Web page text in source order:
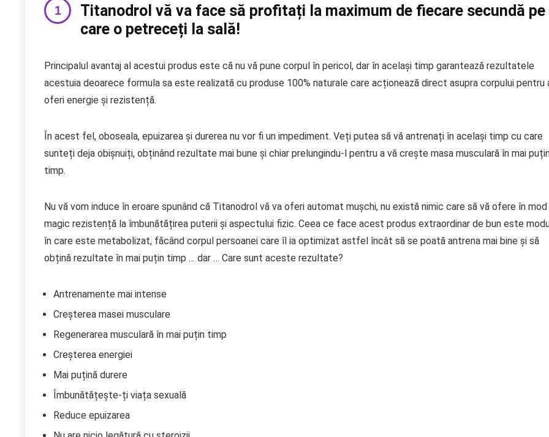
Titanodrol vă va face să profitați la maximum de fiecare secundă pe
care o petreceți la sală!
Principalul avantaj al acestui produs este că nu vă pune corpul în pericol, dar în același timp garantează rezultatele
acestuia deoarece formula sa este realizată cu produse 100% naturale care acționează direct asupra corpului pentru
oferi energie și rezistență.
În acest fel, oboseala, epuizarea și durerea nu vor fi un impediment. Veți putea să vă antrenați în același timp cu care
sunteți deja obișnuiți, obținând rezultate mai bune și chiar prelungindu-l pentru a vă crește masa musculară în mai
timp.
Nu vă vom induce în eroare spunând că Titanodrol vă va oferi automat mușchi, nu există nimic care să vă ofere în mod
magic rezistență la îmbunătățirea puterii și aspectului fizic. Ceea ce face acest produs extraordinar de bun este
în care este metabolizat, făcând corpul persoanei care îl ia optimizat astfel încât să se poată antrena mai bine și să
obțină rezultate în mai puțin timp … dar … Care sunt aceste rezultate?
Antrenamente mai intense
Creșterea masei musculare
Regenerarea musculară în mai puțin timp
Creșterea energiei
Mai puțină durere
Îmbunătățește-ți viața sexuală
Reduce epuizarea